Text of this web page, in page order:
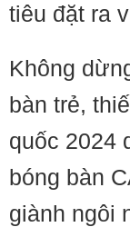
tiêu đặt ra
Không
bàn trẻ,
quốc 2024
bóng bàn
giành ngôi